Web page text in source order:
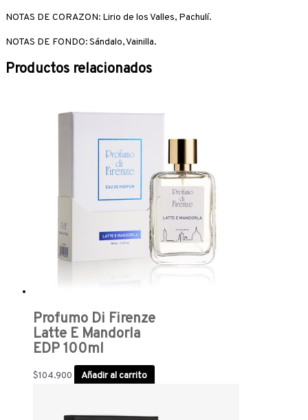
NOTAS DE CORAZON: Lirio de los Valles, Pachulí.
NOTAS DE FONDO: Sándalo, Vainilla.
Productos relacionados
Profumo Di Firenze
Latte E Mandorla
EDP 100ml
$104.900 Añadir al carrito